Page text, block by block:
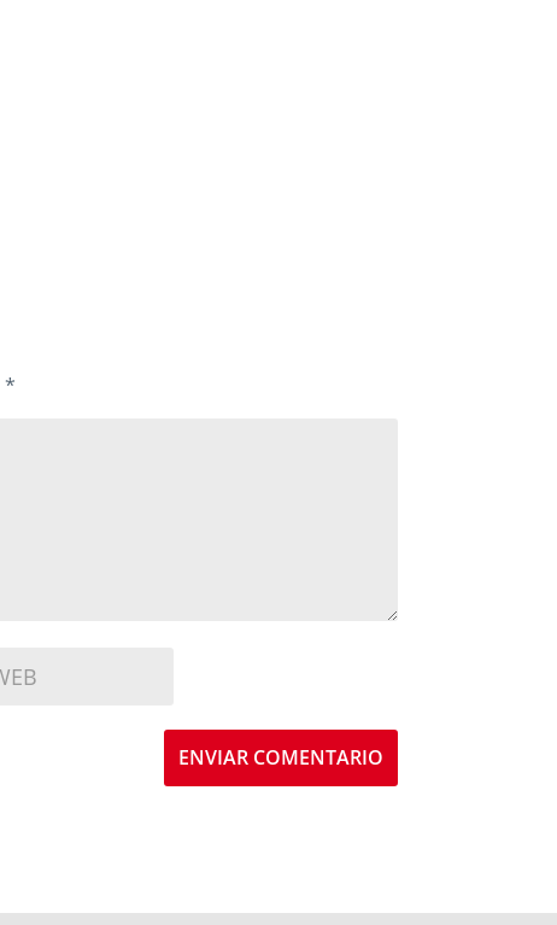
*
ENVIAR COMENTARIO